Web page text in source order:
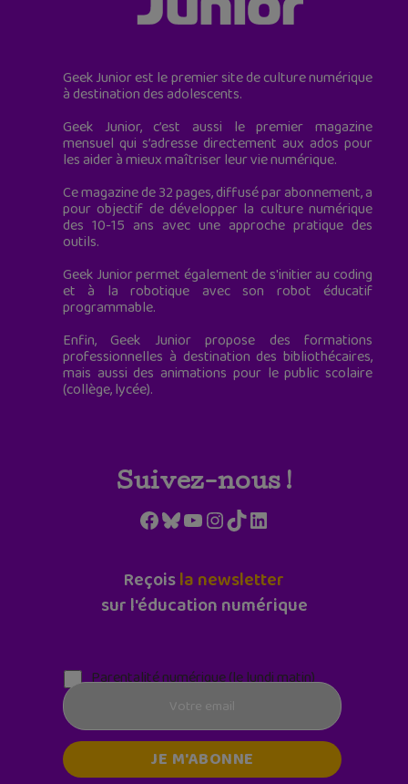
Geek Junior est le premier site de culture numérique
à destination des adolescents.
Geek Junior, c’est aussi le premier magazine
mensuel qui s’adresse directement aux ados pour
les aider à mieux maîtriser leur vie numérique.
Ce magazine de 32 pages, diffusé par abonnement, a
pour objectif de développer la culture numérique
des 10-15 ans avec une approche pratique des
outils.
Geek Junior permet également de s'initier au coding
et à la robotique avec son robot éducatif
programmable.
Enfin, Geek Junior propose des formations
professionnelles à destination des bibliothécaires,
mais aussi des animations pour le public scolaire
(collège, lycée).
Suivez-nous !
Facebook
Bluesky
YouTube
Instagram
TikTokLinkedIn
Reçoisla newsletter
sur l'éducation numérique
Parentalité numérique (le lundi matin)